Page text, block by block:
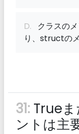
D. クラスの
り、structの
31: True
ントは主